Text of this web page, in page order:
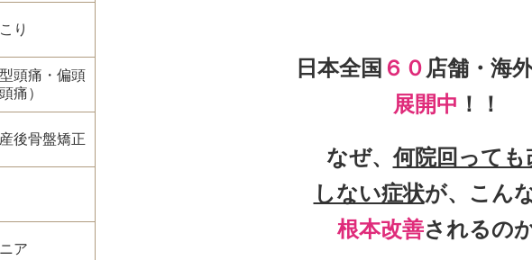
り
頭痛・偏頭
痛）
後骨盤矯正
ア
日本全国 ６０ 店舗・海
展開中 ！！
なぜ、何院回っても
しない症状が、こん
根本改善されるの